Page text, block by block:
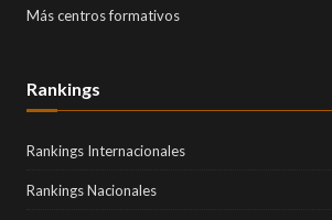
Más centros formativos
Rankings
Rankings Internacionales
Rankings Nacionales